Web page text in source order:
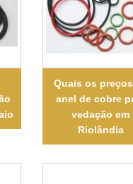
Quais os
anel de cobre
vedação em
Riolândia